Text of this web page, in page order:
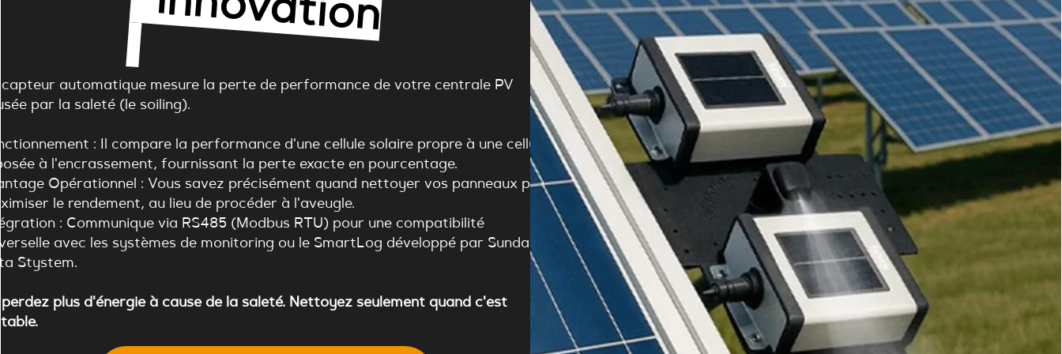
capteur automatique mesure la perte de performance de votre centrale PV
par la saleté (le soiling).
: Il compare la performance d'une cellule solaire propre à une cellule
à l'encrassement, fournissant la perte exacte en pourcentage.
Opérationnel : Vous savez précisément quand nettoyer vos panneaux pour
le rendement, au lieu de procéder à l'aveugle.
: Communique via RS485 (Modbus RTU) pour une compatibilité
avec les systèmes de monitoring ou le SmartLog développé par Sundays
Stystem.
perdez plus d'énergie à cause de la saleté. Nettoyez seulement quand c'est